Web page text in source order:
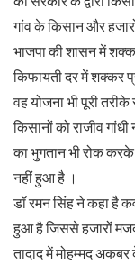
गांव के किसान और
भाजपा की शासन में
किफायती दर में शक्कर
वह योजना भी पूरी
किसानों को राजीव
का भुगतान भी रोक
नहीं हुआ है ।
डॉ रमन सिंह ने कहा है
हुआ है जिससे हजारों
तादाद में मोहम्मद